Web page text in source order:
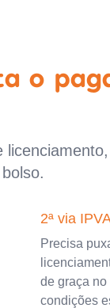
o
licenciamento,
2ª via
Precisa
de graça no
condições